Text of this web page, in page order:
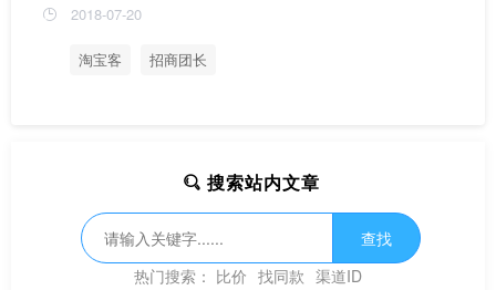
2018-07-20
淘宝客 招商团长
搜索站内文章
查找
热门搜索： 比价 找同款 渠道ID